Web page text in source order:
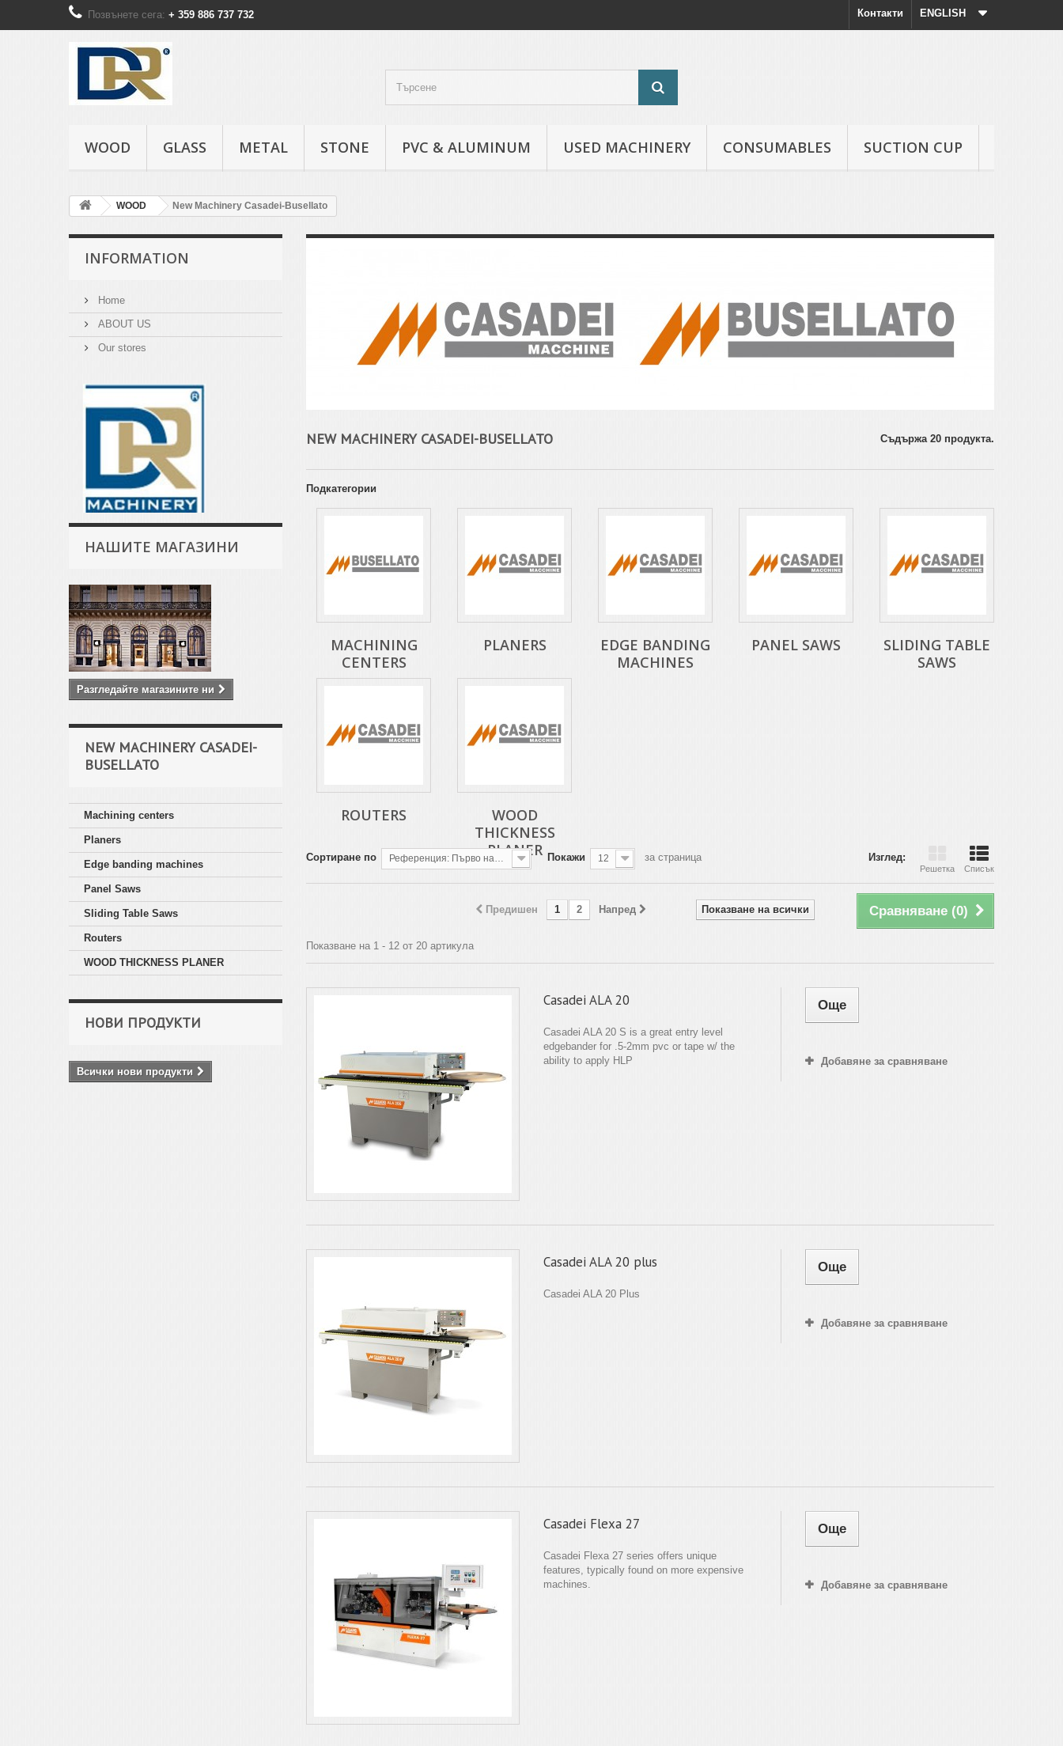
ENGLISH
Контакти
Позвънете сега: + 359 886 737 732
WOOD GLASS METAL STONE PVC & ALUMINUM USED MACHINERY CONSUMABLES SUCTION CUP
WOOD New Machinery Casadei-Busellato
INFORMATION
Home
ABOUT US
Our stores
НАШИТЕ МАГАЗИНИ
Разгледайте магазините ни
NEW MACHINERY CASADEI-
BUSELLATO
Machining centers
Planers
Edge banding machines
Panel Saws
Sliding Table Saws
Routers
WOOD THICKNESS PLANER
НОВИ ПРОДУКТИ
Всички нови продукти
NEW MACHINERY CASADEI-BUSELLATO Съдържа 20 продукта.
Подкатегории
MACHINING
CENTERS
PLANERS
EDGE BANDING
MACHINES
PANEL SAWS
SLIDING TABLE
SAWS
ROUTERS
WOOD
THICKNESS
PLANER
Изглед:
Решетка Списък
Сортиране по Референция: Първо най-ниската Покажи 12 за страница
Сравняване (0)
Показване на всички
Предишен 1 2 Напред
Показване на 1 - 12 от 20 артикула
Casadei ALA 20
Casadei ALA 20 S is a great entry level
edgebander for .5-2mm pvc or tape w/ the
ability to apply HLP
Още
Добавяне за сравняване
Casadei ALA 20 plus
Casadei ALA 20 Plus
Още
Добавяне за сравняване
Casadei Flexa 27
Casadei Flexa 27 series offers unique
features, typically found on more expensive
machines.
Още
Добавяне за сравняване